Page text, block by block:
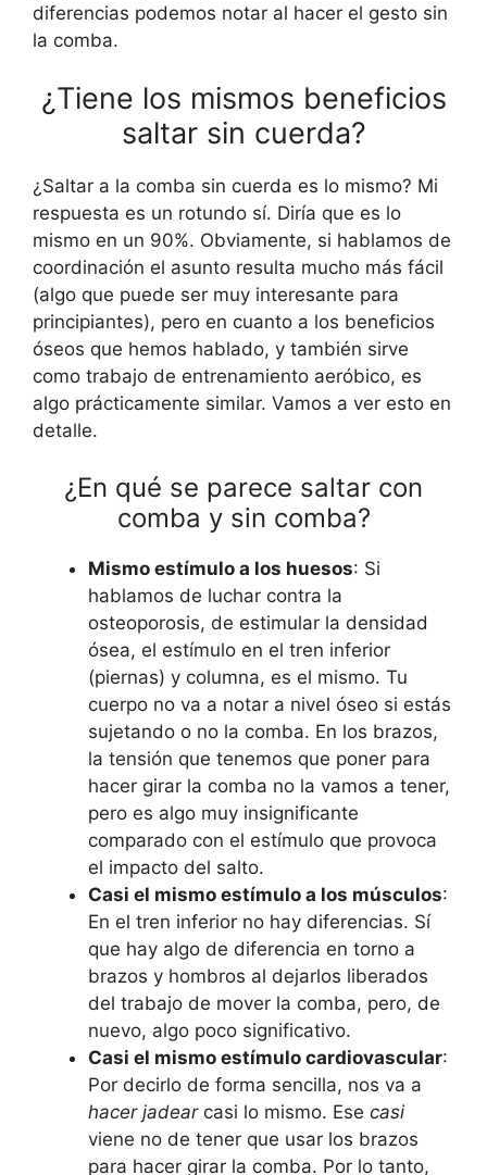
diferencias podemos notar al hacer el gesto sin
la comba.
¿Tiene los mismos beneficios
saltar sin cuerda?
¿Saltar a la comba sin cuerda es lo mismo? Mi
respuesta es un rotundo sí. Diría que es lo
mismo en un 90%. Obviamente, si hablamos de
coordinación el asunto resulta mucho más fácil
(algo que puede ser muy interesante para
principiantes), pero en cuanto a los beneficios
óseos que hemos hablado, y también sirve
como trabajo de entrenamiento aeróbico, es
algo prácticamente similar. Vamos a ver esto en
detalle.
¿En qué se parece saltar con
comba y sin comba?
Mismo estímulo a los huesos: Si
hablamos de luchar contra la
osteoporosis, de estimular la densidad
ósea, el estímulo en el tren inferior
(piernas) y columna, es el mismo. Tu
cuerpo no va a notar a nivel óseo si estás
sujetando o no la comba. En los brazos,
la tensión que tenemos que poner para
hacer girar la comba no la vamos a tener,
pero es algo muy insignificante
comparado con el estímulo que provoca
el impacto del salto.
Casi el mismo estímulo a los músculos:
En el tren inferior no hay diferencias. Sí
que hay algo de diferencia en torno a
brazos y hombros al dejarlos liberados
del trabajo de mover la comba, pero, de
nuevo, algo poco significativo.
Casi el mismo estímulo cardiovascular:
Por decirlo de forma sencilla, nos va a
hacer jadearcasi lo mismo. Ese casi
viene no de tener que usar los brazos
para hacer girar la comba. Por lo tanto,